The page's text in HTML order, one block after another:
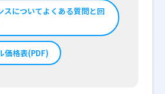
スについてよくある質問と回
価格表(PDF)